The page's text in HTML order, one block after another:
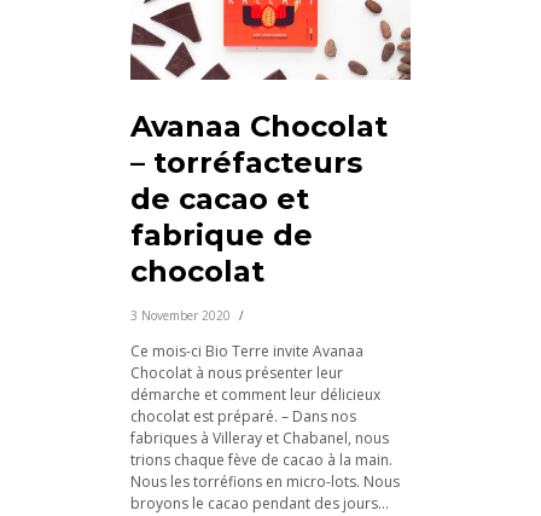
Avanaa Chocolat
– torréfacteurs
de cacao et
fabrique de
chocolat
3 November 2020
Ce mois-ci Bio Terre invite Avanaa
Chocolat à nous présenter leur
démarche et comment leur délicieux
chocolat est préparé. – Dans nos
fabriques à Villeray et Chabanel, nous
trions chaque fève de cacao à la main.
Nous les torréfions en micro-lots. Nous
broyons le cacao pendant des jours...